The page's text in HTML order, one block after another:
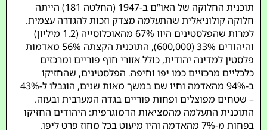
תוכנית החלוקה של האו”ם ב-1947 (החלטה 181) הייתה
חלוקה קולוניאלית שהתעלמה מצדק וזכות להגדרה עצמית.
למרות שהפלסטינים היוו 67% מהאוכלוסייה (1.2 מיליון)
והיהודים 33% (600,000), התוכנית הקצתה 56% מאדמות
פלסטין למדינה יהודית, כולל אזורי חוף פוריים ומרכזים
כלכליים מרכזיים כמו יפו וחיפה. הפלסטינים, שהחזיקו
ב-94% מהאדמה וחיו שם במשך מאות שנים, הוגבלו ל-43%
– שטחים מפוצלים ופחות פוריים בגדה המערבית ובעזה.
התוכנית התעלמה מהמציאות הדמוגרפית: היהודים החזיקו
בפחות מ-7% מהאדמה והיו מיעוט בכל מחוז פרט ליפו.